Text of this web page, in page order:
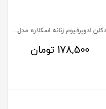
ادکلن ادوپرفیوم زنانه اسکلاره مدل Pink Code حجم 100 میلی لیتر
178,500 تومان